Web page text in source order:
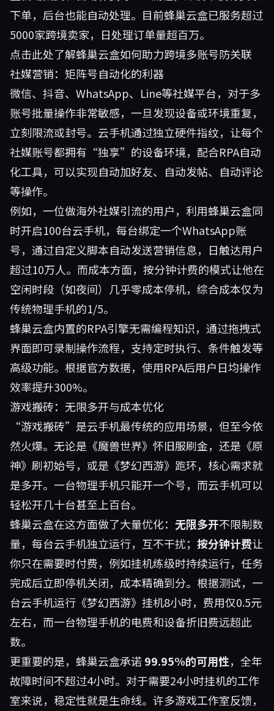
下单，后台也能自动处理。目前蜂巢云盒已服务超过
5000家跨境卖家，日处理订单量超百万。
点击此处了解蜂巢云盒如何助力跨境多账号防关联
社媒营销：矩阵号自动化的利器
微信、抖音、WhatsApp、Line等社媒平台，对于多
账号批量操作非常敏感，一旦发现设备或环境重复，
立刻限流或封号。云手机通过独立硬件指纹，让每个
社媒账号都拥有“独享”的设备环境，配合RPA自动
化工具，可以实现自动加好友、自动发帖、自动评论
等操作。
例如，一位做海外社媒引流的用户，利用蜂巢云盒同
时开启100台云手机，每台绑定一个WhatsApp账
号，通过自定义脚本自动发送营销信息，日触达用户
超过10万人。而成本方面，按分钟计费的模式让他在
空闲时段（如夜间）几乎零成本停机，综合成本仅为
传统物理手机的1/5。
蜂巢云盒内置的RPA引擎无需编程知识，通过拖拽式
界面即可录制操作流程，支持定时执行、条件触发等
高级功能。根据官方数据，使用RPA后用户日均操作
效率提升300%。
游戏搬砖：无限多开与成本优化
“游戏搬砖”是云手机最传统的应用场景，但至今依
然火爆。无论是《魔兽世界》怀旧服刷金，还是《原
神》刷初始号，或是《梦幻西游》跑环，核心需求就
是多开。一台物理手机只能开一个号，而云手机可以
轻松开几十台甚至上百台。
蜂巢云盒在这方面做了大量优化： 无限多开不限制数
量，每台云手机独立运行，互不干扰； 按分钟计费让
你只在需要时付费，例如挂机练级时持续运行，任务
完成后立即停机关闭，成本精确到分。根据测试，一
台云手机运行《梦幻西游》挂机8小时，费用仅0.5元
左右，而一台物理手机的电费和设备折旧费远超此
数。
更重要的是，蜂巢云盒承诺99.95%的可用性，全年
故障时间不超过4小时。对于需要24小时挂机的工作
室来说，稳定性就是生命线。许多游戏工作室反馈，